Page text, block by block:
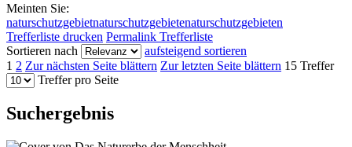
Meinten Sie:
naturschutzgebietnaturschutzgebietenaturschutzgebieten
Trefferliste drucken Permalink Trefferliste
Sortieren nach
aufsteigend sortieren
1 2 Zur nächsten Seite blättern Zur letzten Seite blättern 15 Treffer
Treffer pro Seite
Suchergebnis